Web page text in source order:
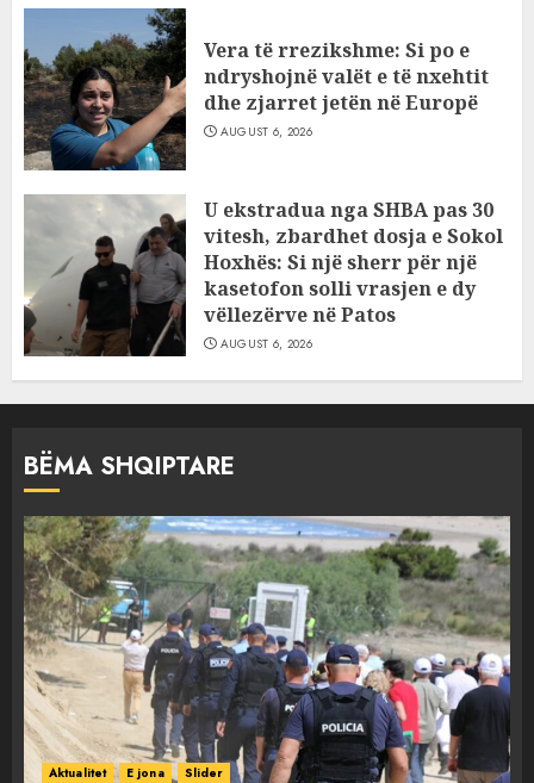
Vera të rrezikshme: Si po e
ndryshojnë valët e të nxehtit
dhe zjarret jetën në Europë
AUGUST 6, 2026
U ekstradua nga SHBA pas 30
vitesh, zbardhet dosja e Sokol
Hoxhës: Si një sherr për një
kasetofon solli vrasjen e dy
vëllezërve në Patos
AUGUST 6, 2026
BËMA SHQIPTARE
Aktualitet E jona Slider